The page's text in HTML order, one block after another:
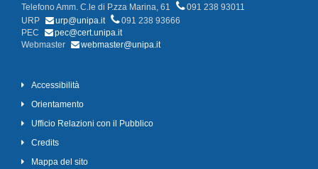
Telefono Amm. C.le di P.zza Marina, 61
091 238 93011
URP
urp@unipa.it
091 238 93666
PEC
pec@cert.unipa.it
Webmaster
webmaster@unipa.it
Accessibilità
Orientamento
Ufficio Relazioni con il Pubblico
Credits
Mappa del sito